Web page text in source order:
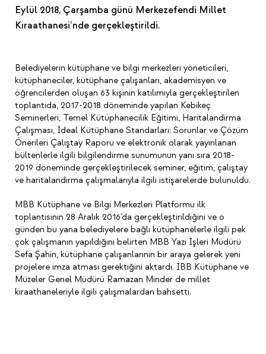
Eylül 2018, Çarşamba günü Merkezefendi Millet
Kıraathanesi’nde gerçekleştirildi.
Belediyelerin kütüphane ve bilgi merkezleri yöneticileri,
kütüphaneciler, kütüphane çalışanları, akademisyen ve
öğrencilerden oluşan 63 kişinin katılımıyla gerçekleştirilen
toplantıda, 2017-2018 döneminde yapılan Kebikeç
Seminerleri, Temel Kütüphanecilik Eğitimi, Haritalandırma
Çalışması, İdeal Kütüphane Standarları: Sorunlar ve Çözüm
Önerileri Çalıştay Raporu ve elektronik olarak yayınlanan
bültenlerle ilgili bilgilendirme sunumunun yanı sıra 2018-
2019 döneminde gerçekleştirilecek seminer, eğitim, çalıştay
ve haritalandırma çalışmalarıyla ilgili istişarelerde bulunuldu.
MBB Kütüphane ve Bilgi Merkezleri Platformu ilk
toplantısının 28 Aralık 2016’da gerçekleştirildiğini ve o
günden bu yana belediyelere bağlı kütüphanelerle ilgili pek
çok çalışmanın yapıldığını belirten MBB Yazı İşleri Müdürü
Sefa Şahin, kütüphane çalışanlarının bir araya gelerek yeni
projelere imza atması gerektiğini aktardı. İBB Kütüphane ve
Müzeler Genel Müdürü Ramazan Minder de millet
kıraathaneleriyle ilgili çalışmalardan bahsetti.